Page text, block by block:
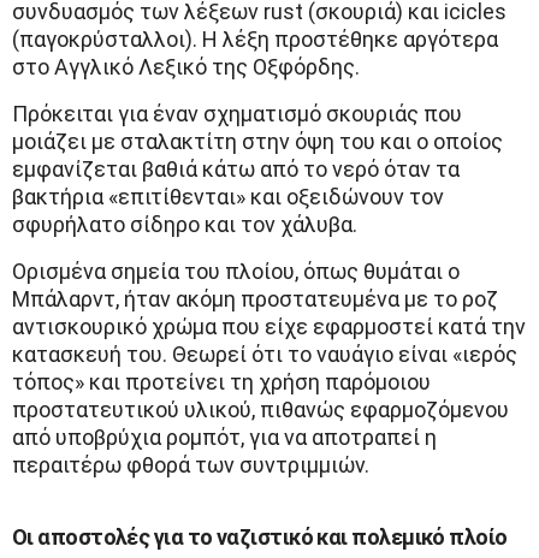
συνδυασμός των λέξεων rust (σκουριά) και icicles
(παγοκρύσταλλοι). Η λέξη προστέθηκε αργότερα
στο Αγγλικό Λεξικό της Οξφόρδης.
Πρόκειται για έναν σχηματισμό σκουριάς που
μοιάζει με σταλακτίτη στην όψη του και ο οποίος
εμφανίζεται βαθιά κάτω από το νερό όταν τα
βακτήρια «επιτίθενται» και οξειδώνουν τον
σφυρήλατο σίδηρο και τον χάλυβα.
Ορισμένα σημεία του πλοίου, όπως θυμάται ο
Μπάλαρντ, ήταν ακόμη προστατευμένα με το ροζ
αντισκουρικό χρώμα που είχε εφαρμοστεί κατά την
κατασκευή του. Θεωρεί ότι το ναυάγιο είναι «ιερός
τόπος» και προτείνει τη χρήση παρόμοιου
προστατευτικού υλικού, πιθανώς εφαρμοζόμενου
από υποβρύχια ρομπότ, για να αποτραπεί η
περαιτέρω φθορά των συντριμμιών.
Οι αποστολές για το ναζιστικό και πολεμικό πλοίο